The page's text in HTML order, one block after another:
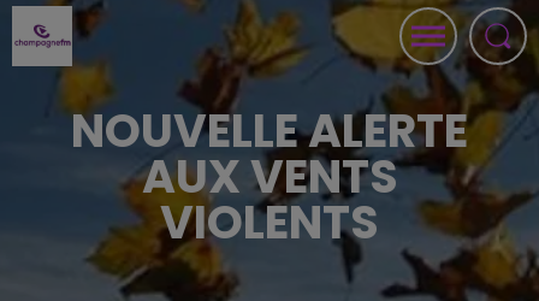
NOUVELLE ALERTE
AUX VENTS
VIOLENTS